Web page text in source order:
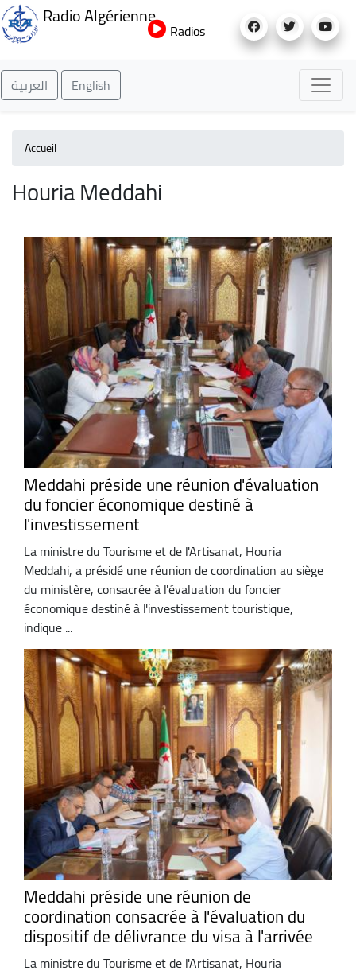
au
Radio Algérienne
Radios
العربية English
Accueil
Houria Meddahi
Meddahi préside une réunion d'évaluation
du foncier économique destiné à
l'investissement
La ministre du Tourisme et de l'Artisanat, Houria
Meddahi, a présidé une réunion de coordination au siège
du ministère, consacrée à l'évaluation du foncier
économique destiné à l'investissement touristique,
indique ...
Meddahi préside une réunion de
coordination consacrée à l'évaluation du
dispositif de délivrance du visa à l'arrivée
La ministre du Tourisme et de l'Artisanat, Houria